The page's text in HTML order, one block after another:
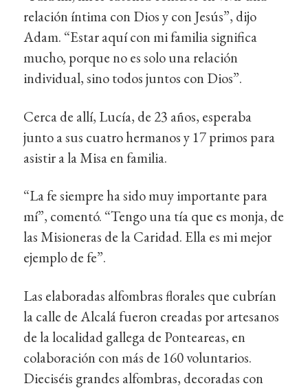
relación íntima con Dios y con Jesús”, dijo
Adam. “Estar aquí con mi familia significa
mucho, porque no es solo una relación
individual, sino todos juntos con Dios”.
Cerca de allí, Lucía, de 23 años, esperaba
junto a sus cuatro hermanos y 17 primos para
asistir a la Misa en familia.
“La fe siempre ha sido muy importante para
mí”, comentó. “Tengo una tía que es monja, de
las Misioneras de la Caridad. Ella es mi mejor
ejemplo de fe”.
Las elaboradas alfombras florales que cubrían
la calle de Alcalá fueron creadas por artesanos
de la localidad gallega de Ponteareas, en
colaboración con más de 160 voluntarios.
Dieciséis grandes alfombras, decoradas con